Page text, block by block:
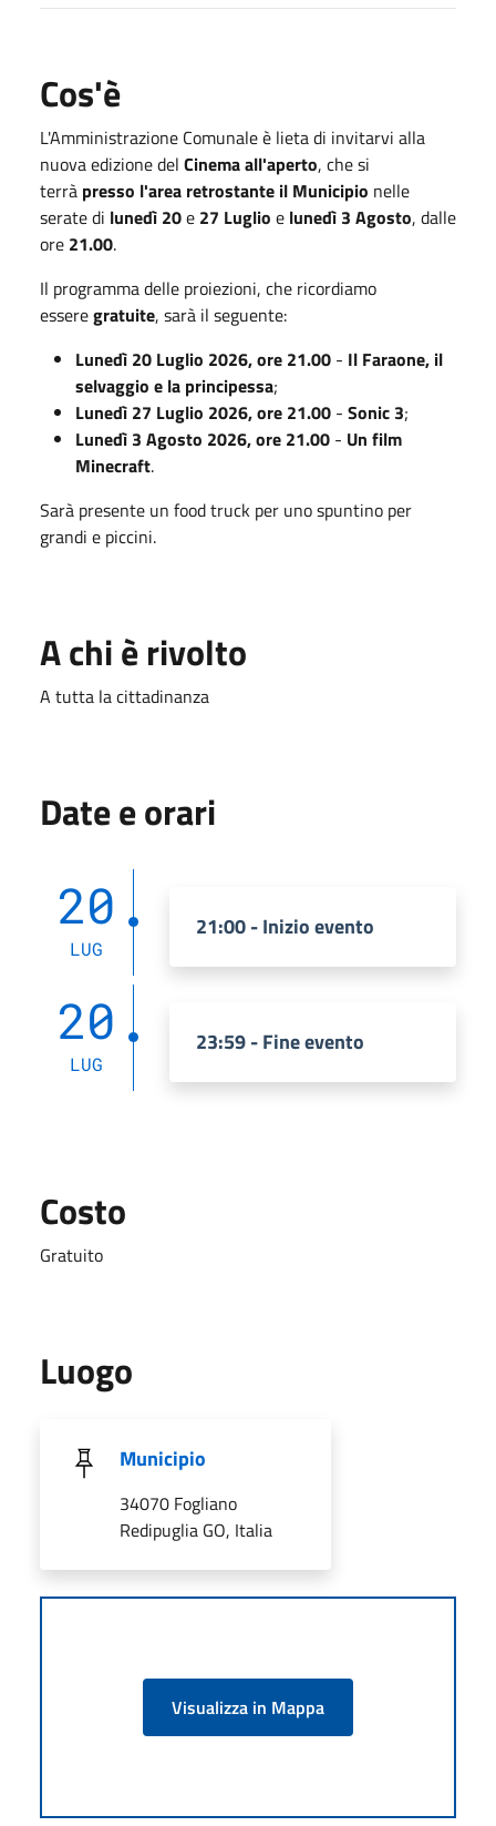
Cos'è
L'Amministrazione Comunale è lieta di invitarvi alla
nuova edizione del Cinema all'aperto, che si
terrà presso l'area retrostante il Municipio nelle
serate di lunedì 20e 27 Luglio e lunedì 3 Agosto, dalle
ore 21.00.
Il programma delle proiezioni, che ricordiamo
esseregratuite, sarà il seguente:
Lunedì 20 Luglio 2026, ore 21.00 - Il Faraone, il
selvaggio e la principessa;
Lunedì 27 Luglio 2026, ore 21.00 - Sonic 3;
Lunedì 3 Agosto 2026, ore 21.00 - Un film
Minecraft.
Sarà presente un food truck per uno spuntino per
grandi e piccini.
A chi è rivolto
A tutta la cittadinanza
Date e orari
20
LUG
21:00 - Inizio evento
20
LUG
23:59 - Fine evento
Costo
Gratuito
Luogo
Municipio
34070 Fogliano
Redipuglia GO, Italia
Visualizza in Mappa